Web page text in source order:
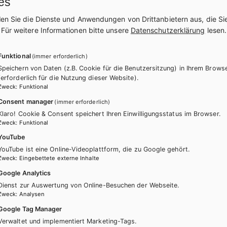
HUT
heute in Lernfeldern
Lehrbuch + E-Book
BS GEWERBLICH
Fleischerei heute in
Lehrbuch Zusatzmaterial
Sie die Dienste und Anwendungen von Drittanbietern aus, die
Für weitere Informationen bitte unsere Datenschutzerklärung lesen.
(immer erforderlich)
von Daten (z.B. Cookie für die Benutzersitzung) in Ihrem
für die Nutzung dieser Website).
: Funktional
manager (immer erforderlich)
Cookie & Consent speichert Ihren Einwilligungsstatus im Browser.
: Funktional
ist eine Online-Videoplattform, die zu Google gehört.
: Eingebettete externe Inhalte
Analytics
zur Auswertung von Online-Besuchen der Webseite.
: Analysen
Tag Manager
und implementiert Marketing-Tags.